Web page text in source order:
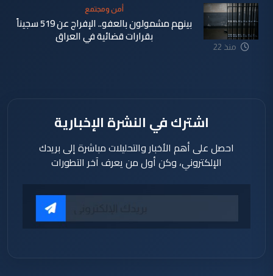
منذ 22
أمن ومجتمع
بينهم مشمولون بالعفو.. الإفراج عن 519 سجيناً
بقرارات قضائية في العراق
اشترك في النشرة الإخبارية
احصل على أهم الأخبار والتحليلات مباشرة إلى بريدك
الإلكتروني، وكن أول من يعرف آخر التطورات